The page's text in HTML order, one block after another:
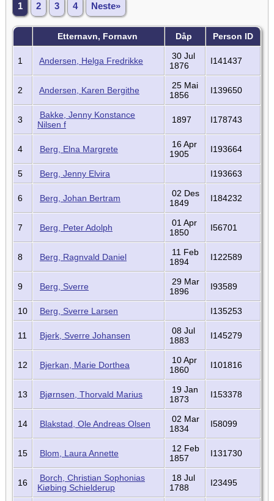
1 2 3 4 Neste»
Etternavn, Fornavn Dåp Person ID
1 Andersen, Helga Fredrikke
30 Jul
1876
I141437
2 Andersen, Karen Bergithe
25 Mai
1856
I139650
3
Bakke, Jenny Konstance
Nilsen f
1897 I178743
4 Berg, Elna Margrete
16 Apr
1905
I193664
5 Berg, Jenny Elvira I193663
6 Berg, Johan Bertram
02 Des
1849
I184232
7 Berg, Peter Adolph
01 Apr
1850
I56701
8 Berg, Ragnvald Daniel
11 Feb
1894
I122589
9 Berg, Sverre
29 Mar
1896
I93589
10 Berg, Sverre Larsen I135253
11 Bjerk, Sverre Johansen
08 Jul
1883
I145279
12 Bjerkan, Marie Dorthea
10 Apr
1860
I101816
13 Bjørnsen, Thorvald Marius
19 Jan
1873
I153378
14 Blakstad, Ole Andreas Olsen
02 Mar
1834
I58099
15 Blom, Laura Annette
12 Feb
1857
I131730
16
Borch, Christian Sophonias
Kiøbing Schielderup
18 Jul
1788
I23495